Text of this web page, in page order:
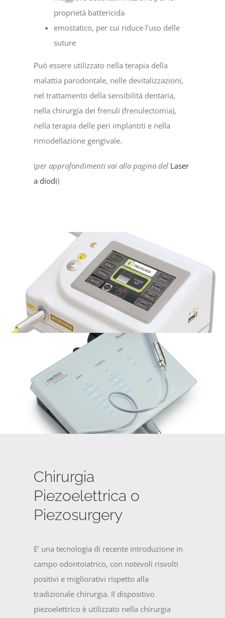
proprietà battericida
emostatico, per cui riduce l’uso delle
suture
Può essere utilizzato nella terapia della
malattia parodontale, nelle devitalizzazioni,
nel trattamento della sensibilità dentaria,
nella chirurgia dei frenuli (frenulectomia),
nella terapia delle peri implantiti e nella
rimodellazione gengivale.
(per approfondimenti vai alla pagina del Laser
a diodi)
Chirurgia
Piezoelettrica o
Piezosurgery
E’ una tecnologia di recente introduzione in
campo odontoiatrico, con notevoli risvolti
positivi e migliorativi rispetto alla
tradizionale chirurgia. Il dispositivo
piezoelettrico è utilizzato nella chirurgia